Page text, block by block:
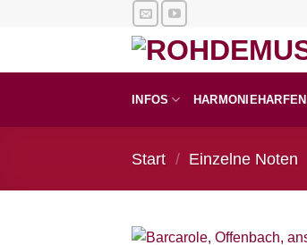
INFOS HARMONIEHARFEN
Start / Einzelne Noten